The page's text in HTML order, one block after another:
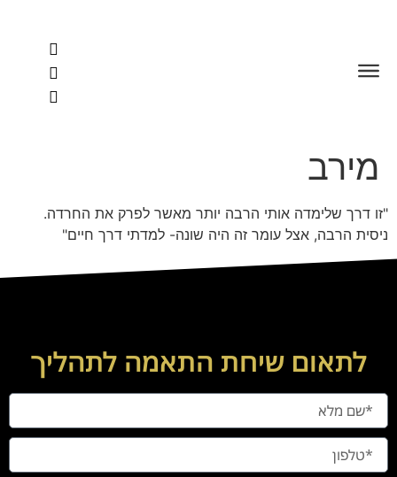
מירב
"זו דרך שלימדה אותי הרבה יותר מאשר לפרק את החרדה.
ניסית הרבה, אצל עומר זה היה שונה- למדתי דרך חיים"
לתאום שיחת התאמה לתהליך